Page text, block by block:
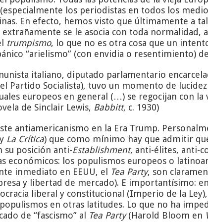
los periodistas en todos los
En efecto, hemos visto que últimamente a
se le asocia con toda normalidad,
trumpismo, lo que no es otra cosa que un
“arielismo” (con envidia o resentimiento)
italiano, diputado parlamentario
Partido Socialista), tuvo un momento de
europeos en general (…) se regocijan con
de Sinclair Lewis, Babbitt, c. 1930)
antiamericanismo en la Era Trump.
La Crítica) que como mínimo hay que admitir
su posición anti-Establishment, anti-élites, anti-
económicos: los populismos europeos o
inmediato en EEUU, el Tea Party, son
y libertad de mercado). E importantísimo:
liberal y constitucional (Imperio de la
en otras latitudes. Lo que no ha
de “fascismo” al Tea Party(Harold Bloom en